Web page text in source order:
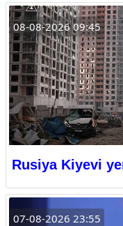
08-08-2026 09:45
Rusiya Kiyevi
07-08-2026 23:55